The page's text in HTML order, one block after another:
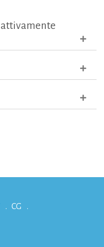
attivamente
CG